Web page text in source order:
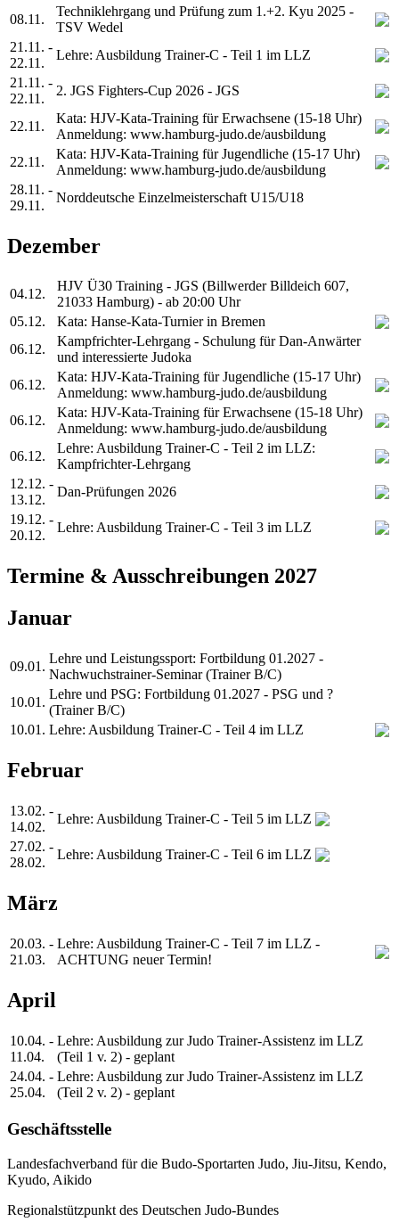
08.11.
Techniklehrgang und Prüfung zum 1.+2. Kyu 2025 -
TSV Wedel
21.11. -
22.11.
Lehre: Ausbildung Trainer-C - Teil 1 im LLZ
21.11. -
22.11.
2. JGS Fighters-Cup 2026 - JGS
22.11.
Kata: HJV-Kata-Training für Erwachsene (15-18 Uhr)
Anmeldung: www.hamburg-judo.de/ausbildung
22.11.
Kata: HJV-Kata-Training für Jugendliche (15-17 Uhr)
Anmeldung: www.hamburg-judo.de/ausbildung
28.11. -
29.11.
Norddeutsche Einzelmeisterschaft U15/U18
Dezember
04.12.
HJV Ü30 Training - JGS (Billwerder Billdeich 607,
21033 Hamburg) - ab 20:00 Uhr
05.12.
Kata: Hanse-Kata-Turnier in Bremen
06.12.
Kampfrichter-Lehrgang - Schulung für Dan-Anwärter
und interessierte Judoka
06.12.
Kata: HJV-Kata-Training für Jugendliche (15-17 Uhr)
Anmeldung: www.hamburg-judo.de/ausbildung
06.12.
Kata: HJV-Kata-Training für Erwachsene (15-18 Uhr)
Anmeldung: www.hamburg-judo.de/ausbildung
06.12.
Lehre: Ausbildung Trainer-C - Teil 2 im LLZ:
Kampfrichter-Lehrgang
12.12. -
13.12.
Dan-Prüfungen 2026
19.12. -
20.12.
Lehre: Ausbildung Trainer-C - Teil 3 im LLZ
Termine & Ausschreibungen 2027
Januar
09.01.
Lehre und Leistungssport: Fortbildung 01.2027 -
Nachwuchstrainer-Seminar (Trainer B/C)
10.01.
Lehre und PSG: Fortbildung 01.2027 - PSG und ?
(Trainer B/C)
10.01. Lehre: Ausbildung Trainer-C - Teil 4 im LLZ
Februar
13.02. -
14.02.
Lehre: Ausbildung Trainer-C - Teil 5 im LLZ
27.02. -
28.02.
Lehre: Ausbildung Trainer-C - Teil 6 im LLZ
März
20.03. -
21.03.
Lehre: Ausbildung Trainer-C - Teil 7 im LLZ -
ACHTUNG neuer Termin!
April
10.04. -
11.04.
Lehre: Ausbildung zur Judo Trainer-Assistenz im LLZ
(Teil 1 v. 2) - geplant
24.04. -
25.04.
Lehre: Ausbildung zur Judo Trainer-Assistenz im LLZ
(Teil 2 v. 2) - geplant
Geschäftsstelle
Landesfachverband für die Budo-Sportarten Judo, Jiu-Jitsu, Kendo,
Kyudo, Aikido
Regionalstützpunkt des Deutschen Judo-Bundes